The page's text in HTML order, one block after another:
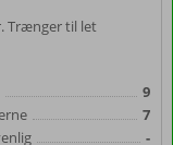
Trænger til let
9
7
-